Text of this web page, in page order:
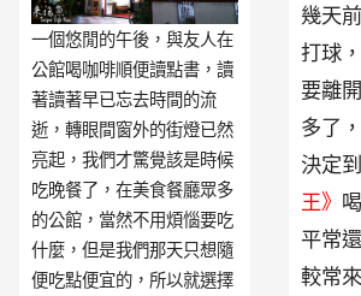
幾天
打球
要離
多了
決定到
王》
平常
較常
一個悠閒的午後，與友人在
公館喝咖啡順便讀點書，讀
著讀著早已忘去時間的流
逝，轉眼間窗外的街燈已然
亮起，我們才驚覺該是時候
吃晚餐了，在美食餐廳眾多
的公館，當然不用煩惱要吃
什麼，但是我們那天只想隨
便吃點便宜的，所以就選擇